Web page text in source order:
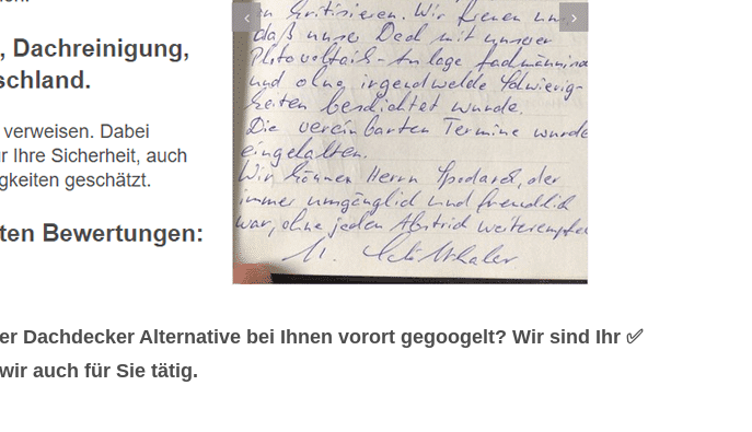
Dachdecker Alternative bei Ihnen vorort gegoogelt? Wir sind Ihr ✅
auch für Sie tätig.